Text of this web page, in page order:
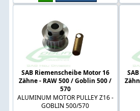
SAB Riemenscheibe Motor 16
Zähne - RAW 500 / Goblin 500 /
570
ALUMINUM MOTOR PULLEY Z16 -
GOBLIN 500/570